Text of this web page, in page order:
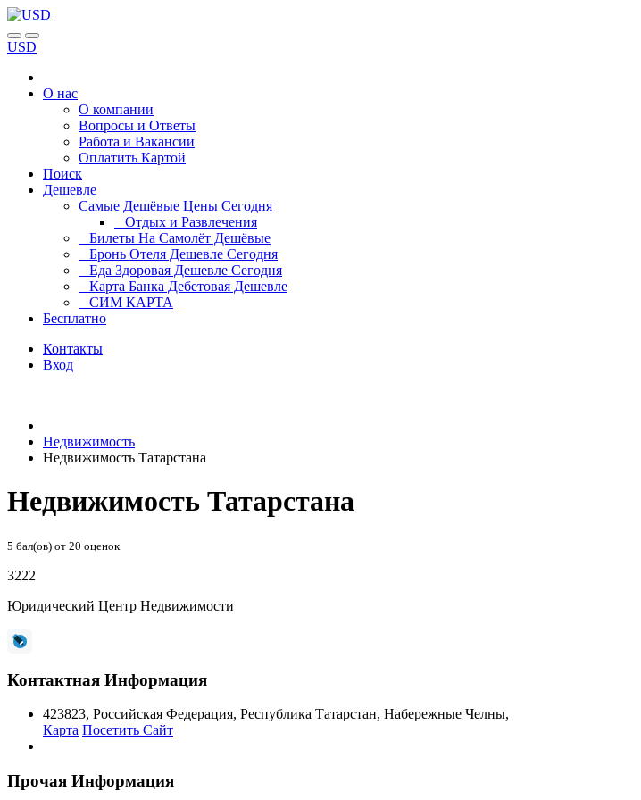
USD
О нас
О компании
Вопросы и Ответы
Работа и Вакансии
Оплатить Картой
Поиск
Дешевле
Самые Дешёвые Цены Сегодня
Отдых и Развлечения
Билеты На Самолёт Дешёвые
Бронь Отеля Дешевле Сегодня
Еда Здоровая Дешевле Сегодня
Карта Банка Дебетовая Дешевле
СИМ КАРТА
Бесплатно
Контакты
Вход
Недвижимость
Недвижимость Татарстана
Недвижимость Татарстана
5 бал(ов) от 20 оценок
3222
Юридический Центр Недвижимости
Контактная Информация
423823, Российская Федерация, Республика Татарстан, Набережные Челны,
Карта Посетить Сайт
Прочая Информация